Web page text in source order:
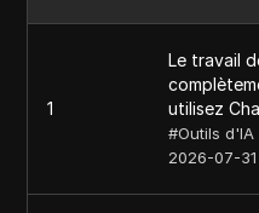
1
Le travail
utilisez
#Outils d'IA
2026-07-31